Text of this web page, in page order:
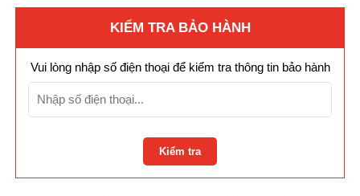
KIỂM TRA BẢO HÀNH
Vui lòng nhập số điện thoại để kiểm tra thông tin bảo hành
Kiểm tra